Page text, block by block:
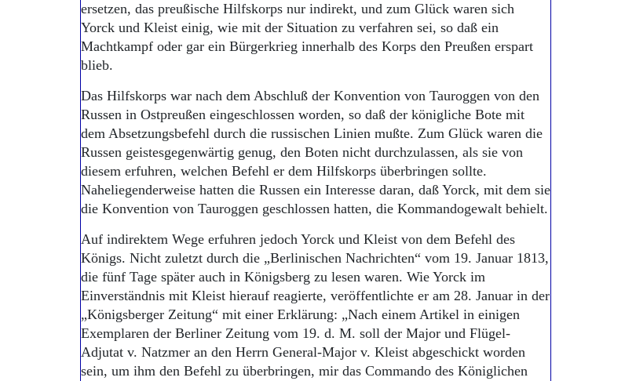
ersetzen, das preußische Hilfskorps nur indirekt, und zum Glück waren sich
Yorck und Kleist einig, wie mit der Situation zu verfahren sei, so daß ein
Machtkampf oder gar ein Bürgerkrieg innerhalb des Korps den Preußen erspart
blieb.
Das Hilfskorps war nach dem Abschluß der Konvention von Tauroggen von den
Russen in Ostpreußen eingeschlossen worden, so daß der königliche Bote mit
dem Absetzungsbefehl durch die russischen Linien mußte. Zum Glück waren die
Russen geistesgegenwärtig genug, den Boten nicht durchzulassen, als sie von
diesem erfuhren, welchen Befehl er dem Hilfskorps überbringen sollte.
Naheliegenderweise hatten die Russen ein Interesse daran, daß Yorck, mit dem sie
die Konvention von Tauroggen geschlossen hatten, die Kommandogewalt behielt.
Auf indirektem Wege erfuhren jedoch Yorck und Kleist von dem Befehl des
Königs. Nicht zuletzt durch die „Berlinischen Nachrichten“ vom 19. Januar 1813,
die fünf Tage später auch in Königsberg zu lesen waren. Wie Yorck im
Einverständnis mit Kleist hierauf reagierte, veröffentlichte er am 28. Januar in der
„Königsberger Zeitung“ mit einer Erklärung: „Nach einem Artikel in einigen
Exemplaren der Berliner Zeitung vom 19. d. M. soll der Major und Flügel-
Adjutat v. Natzmer an den Herrn General-Major v. Kleist abgeschickt worden
sein, um ihm den Befehl zu überbringen, mir das Commando des Königlichen